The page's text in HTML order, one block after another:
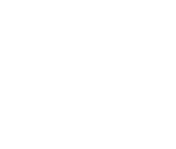
ein den
sind in der